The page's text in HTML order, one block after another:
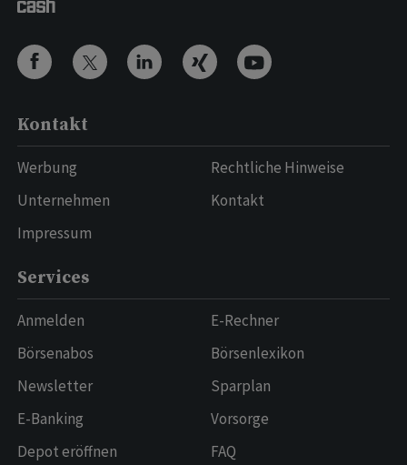
Kontakt
Werbung
Unternehmen
Impressum
Rechtliche Hinweise
Kontakt
Services
Anmelden
Börsenabos
Newsletter
E-Banking
Depot eröffnen
E-Rechner
Börsenlexikon
Sparplan
Vorsorge
FAQ